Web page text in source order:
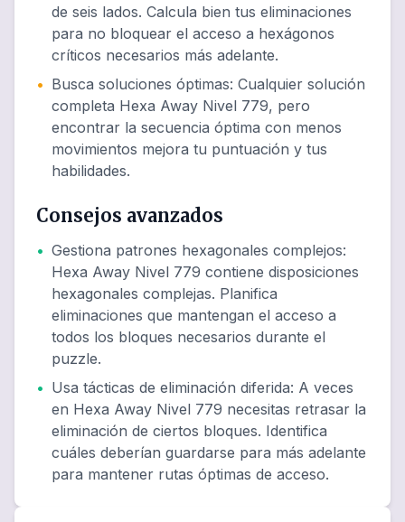
de seis lados. Calcula bien tus eliminaciones
para no bloquear el acceso a hexágonos
críticos necesarios más adelante.
• Busca soluciones óptimas: Cualquier solución
completa Hexa Away Nivel 779, pero
encontrar la secuencia óptima con menos
movimientos mejora tu puntuación y tus
habilidades.
Consejos avanzados
• Gestiona patrones hexagonales complejos:
Hexa Away Nivel 779 contiene disposiciones
hexagonales complejas. Planifica
eliminaciones que mantengan el acceso a
todos los bloques necesarios durante el
puzzle.
• Usa tácticas de eliminación diferida: A veces
en Hexa Away Nivel 779 necesitas retrasar la
eliminación de ciertos bloques. Identifica
cuáles deberían guardarse para más adelante
para mantener rutas óptimas de acceso.